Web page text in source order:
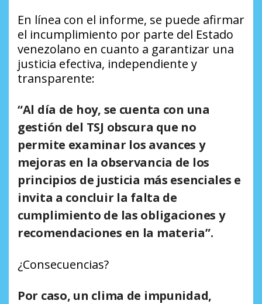
En línea con el informe, se puede afirmar
el incumplimiento por parte del Estado
venezolano en cuanto a garantizar una
justicia efectiva, independiente y
transparente:
“Al día de hoy, se cuenta con una
gestión del TSJ obscura que no
permite examinar los avances y
mejoras en la observancia de los
principios de justicia más esenciales e
invita a concluir la falta de
cumplimiento de las obligaciones y
recomendaciones en la materia”.
¿Consecuencias?
Por caso, un clima de impunidad,